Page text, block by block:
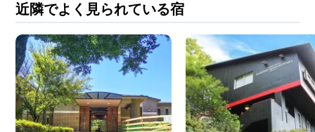
近隣でよく見られている宿